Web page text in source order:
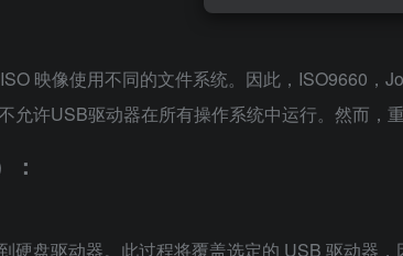
映像使用不同的文件系统。因此，ISO9660，
允许USB驱动器在所有操作系统中运行。然而，
：
硬盘驱动器。此过程将覆盖选定的 USB 驱动器